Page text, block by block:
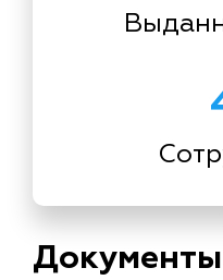
Документы